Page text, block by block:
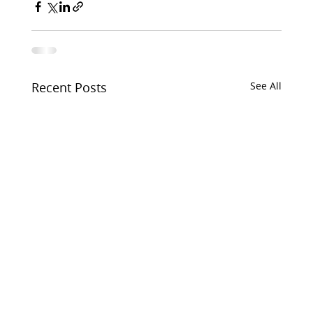
Recent Posts See All